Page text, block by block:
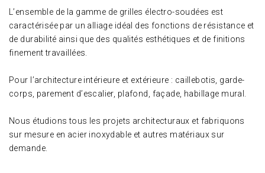
L’ensemble de la gamme de grilles électro-soudées est
caractérisée par un alliage idéal des fonctions de résistance et
de durabilité ainsi que des qualités esthétiques et de finitions
finement travaillées.
Pour l’architecture intérieure et extérieure : caillebotis, garde-
corps, parement d’escalier, plafond, façade, habillage mural.
Nous étudions tous les projets architecturaux et fabriquons
sur mesure en acier inoxydable et autres matériaux sur
demande.